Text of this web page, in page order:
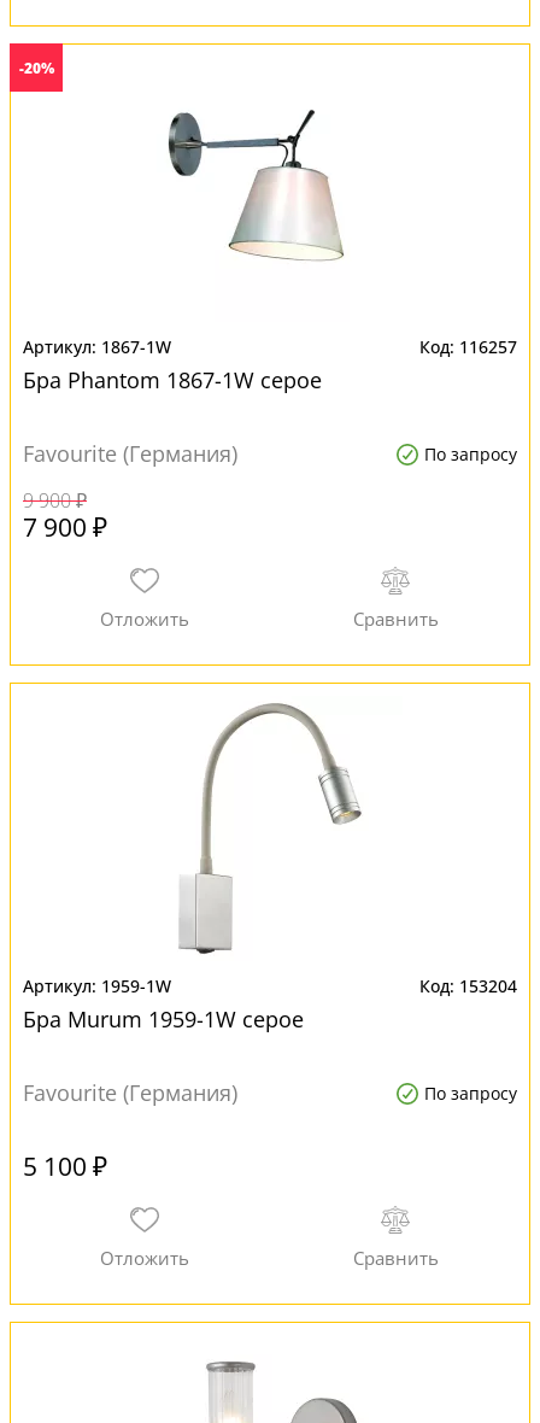
-20%
1867-1W 116257
Бра Phantom 1867-1W серое
Favourite (Германия) По запросу
9 900 ₽
7 900 ₽
1959-1W 153204
Бра Murum 1959-1W серое
Favourite (Германия) По запросу
5 100 ₽